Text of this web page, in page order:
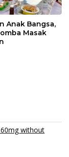
Anak Bangsa,
Masak
without